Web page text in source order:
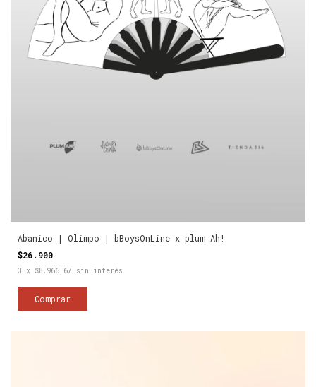
Abanico | Olimpo | bBoysOnLine x plum Ah!
$26.900
3 x $8.966,67 sin interés